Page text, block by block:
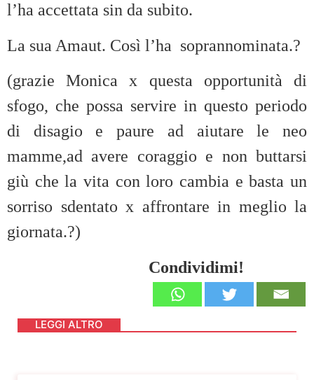
l’ha accettata sin da subito.
La sua Amaut. Così l’ha soprannominata.?
(grazie Monica x questa opportunità di
sfogo, che possa servire in questo periodo
di disagio e paure ad aiutare le neo
mamme,ad avere coraggio e non buttarsi
giù che la vita con loro cambia e basta un
sorriso sdentato x affrontare in meglio la
giornata.?)
Condividimi!
LEGGI ALTRO